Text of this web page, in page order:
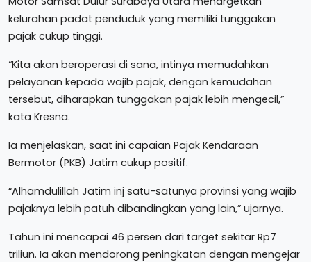
kelurahan padat penduduk yang memiliki tunggakan
pajak cukup tinggi.
“Kita akan beroperasi di sana, intinya memudahkan
pelayanan kepada wajib pajak, dengan kemudahan
tersebut, diharapkan tunggakan pajak lebih mengecil,”
kata Kresna.
Ia menjelaskan, saat ini capaian Pajak Kendaraan
Bermotor (PKB) Jatim cukup positif.
“Alhamdulillah Jatim inj satu-satunya provinsi yang wajib
pajaknya lebih patuh dibandingkan yang lain,” ujarnya.
Tahun ini mencapai 46 persen dari target sekitar Rp7
triliun. Ia akan mendorong peningkatan dengan mengejar